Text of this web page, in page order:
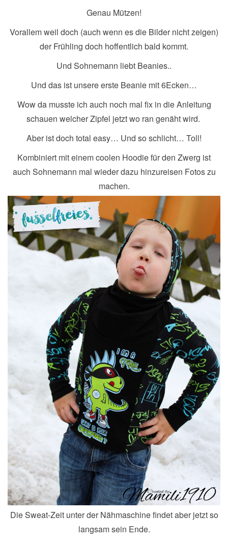
Genau Mützen!
Vorallem weil doch (auch wenn es die Bilder nicht zeigen)
der Frühling doch hoffentlich bald kommt.
Und Sohnemann liebt Beanies..
Und das ist unsere erste Beanie mit 6Ecken…
Wow da musste ich auch noch mal fix in die Anleitung
schauen welcher Zipfel jetzt wo ran genäht wird.
Aber ist doch total easy… Und so schlicht… Toll!
Kombiniert mit einem coolen Hoodie für den Zwerg ist
auch Sohnemann mal wieder dazu hinzureisen Fotos zu
machen.
Die Sweat-Zeit unter der Nähmaschine findet aber jetzt so
langsam sein Ende.